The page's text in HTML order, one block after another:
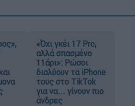
«Όχι γκέι 17 Pro,
αλλά σπασμένο
11άρι»: Ρώσοι
διαλύουν τα iPhone
τους στο TikTok
για να... γίνουν πιο
άνδρες